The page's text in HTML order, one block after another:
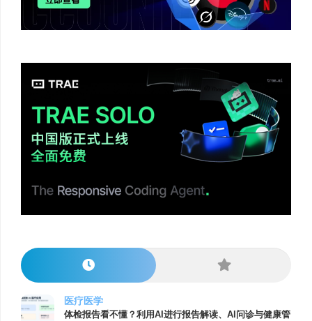
医疗医学
体检报告看不懂？利用AI进行报告解读、AI问诊与健康管